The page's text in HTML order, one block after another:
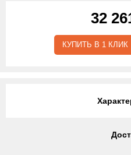
32
КУПИТЬ В 1 КЛИК